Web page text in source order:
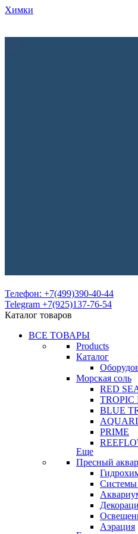
Химки
Телефон: +7(499)390-40-44
Telegram +7(925)137-76-54
Каталог товаров
ВСЕ ТОВАРЫ
Products
Каталог
Морская соль
RED
TROPIC
BLUE
PRIME
Еще
Пресный
Аэрация